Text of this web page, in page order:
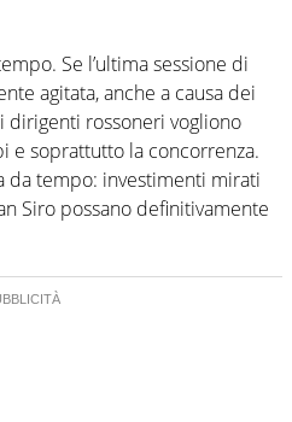
Se l’ultima sessione di
agitata, anche a causa dei
dirigenti rossoneri vogliono
e soprattutto la concorrenza.
da tempo: investimenti mirati
Siro possano definitivamente